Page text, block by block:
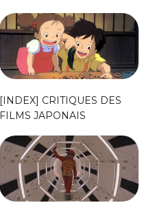
[INDEX] CRITIQUES DES
FILMS JAPONAIS